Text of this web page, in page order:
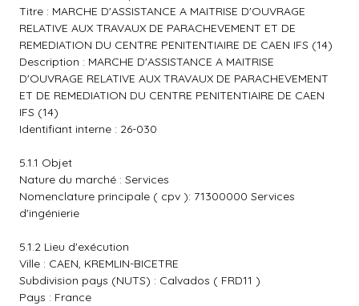
Titre : MARCHE D'ASSISTANCE A MAITRISE D'OUVRAGE
RELATIVE AUX TRAVAUX DE PARACHEVEMENT ET DE
REMEDIATION DU CENTRE PENITENTIAIRE DE CAEN IFS (14)
Description : MARCHE D'ASSISTANCE A MAITRISE
D'OUVRAGE RELATIVE AUX TRAVAUX DE PARACHEVEMENT
ET DE REMEDIATION DU CENTRE PENITENTIAIRE DE CAEN
IFS (14)
Identifiant interne : 26-030
5.1.1 Objet
Nature du marché : Services
Nomenclature principale ( cpv ): 71300000 Services
d'ingénierie
5.1.2 Lieu d'exécution
Ville : CAEN, KREMLIN-BICETRE
Subdivision pays (NUTS) : Calvados ( FRD11 )
Pays : France